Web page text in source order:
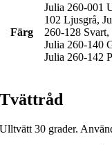
Färg
Julia 260-001
102 Ljusgrå,
260-128
Julia 260-140
Julia 260-142
Tvättråd
Ulltvätt 30 grader.